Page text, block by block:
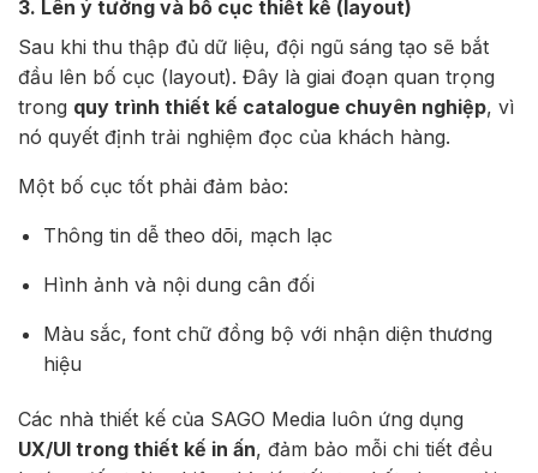
3. Lên ý tưởng và bố cục thiết kế (layout)
Sau khi thu thập đủ dữ liệu, đội ngũ sáng tạo sẽ bắt
đầu lên bố cục (layout). Đây là giai đoạn quan trọng
trong quy trình thiết kế catalogue chuyên nghiệp, vì
nó quyết định trải nghiệm đọc của khách hàng.
Một bố cục tốt phải đảm bảo:
Thông tin dễ theo dõi, mạch lạc
Hình ảnh và nội dung cân đối
Màu sắc, font chữ đồng bộ với nhận diện thương
hiệu
Các nhà thiết kế của SAGO Media luôn ứng dụng
UX/UI trong thiết kế in ấn, đảm bảo mỗi chi tiết đều